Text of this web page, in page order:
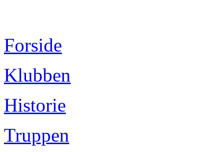
Forside
Klubben
Historie
Truppen